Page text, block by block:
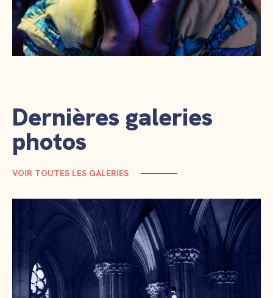
Dernières galeries
photos
VOIR TOUTES LES GALERIES